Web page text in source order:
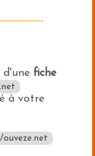
fiche
à votre